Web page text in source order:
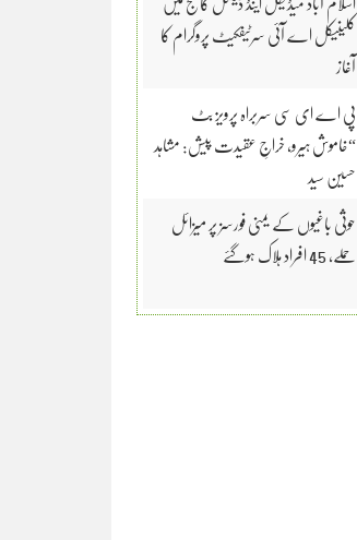
کلینیکل اے آئی سرٹیفکیٹ پروگرام کا
آغاز
پی اے ای سی سربراہ پرویز بٹ
“خاموش ہیرو، خراجِ عقیدت پیش: مشاہد
حسین سید
حوثی باغیوں کے یمنی فورسز پر میزائل
حملے، 45 افراد ہلاک ہوگئے